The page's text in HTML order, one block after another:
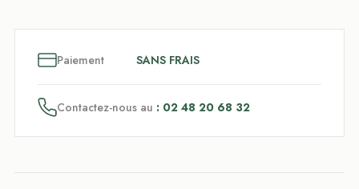
Paiement SANS FRAIS
Contactez-nous au : 02 48 20 68 32